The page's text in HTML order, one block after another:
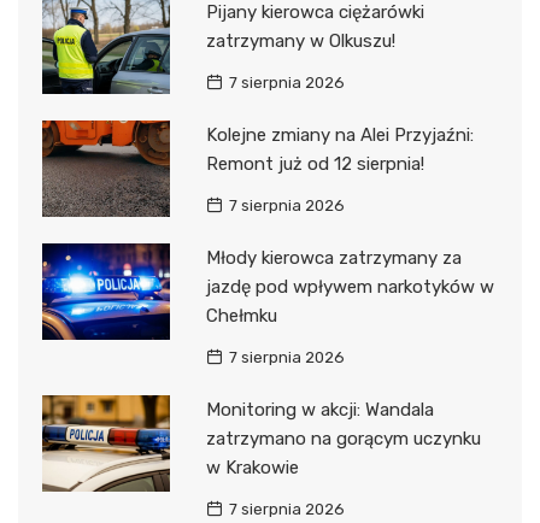
Pijany kierowca ciężarówki
zatrzymany w Olkuszu!
7 sierpnia 2026
Kolejne zmiany na Alei Przyjaźni:
Remont już od 12 sierpnia!
7 sierpnia 2026
Młody kierowca zatrzymany za
jazdę pod wpływem narkotyków w
Chełmku
7 sierpnia 2026
Monitoring w akcji: Wandala
zatrzymano na gorącym uczynku
w Krakowie
7 sierpnia 2026